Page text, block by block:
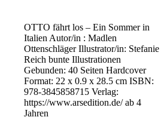
OTTO fährt los – Ein Sommer in
Italien Autor/in : Madlen
Ottenschläger Illustrator/in: Stefanie
Reich bunte Illustrationen
Gebunden: 40 Seiten Hardcover
Format: 22 x 0.9 x 28.5 cm ISBN: ‎
978-3845858715 Verlag:
https://www.arsedition.de/ ab 4
Jahren